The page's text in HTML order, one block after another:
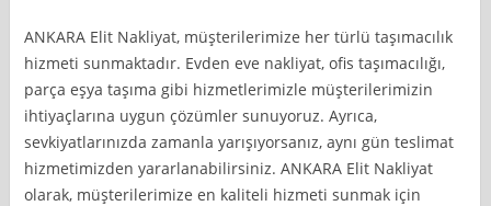
ANKARA Elit Nakliyat, müşterilerimize her türlü taşımacılık
hizmeti sunmaktadır. Evden eve nakliyat, ofis taşımacılığı,
parça eşya taşıma gibi hizmetlerimizle müşterilerimizin
ihtiyaçlarına uygun çözümler sunuyoruz. Ayrıca,
sevkiyatlarınızda zamanla yarışıyorsanız, aynı gün teslimat
hizmetimizden yararlanabilirsiniz. ANKARA Elit Nakliyat
olarak, müşterilerimize en kaliteli hizmeti sunmak için